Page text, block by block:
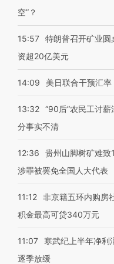
空”？
15:57 特朗普召开矿业圆
资超20亿美元
14:09 美日联合干预汇
13:32 “90后”农民工讨
分事实不清
12:36
贵州山脚树矿难致
涉罪被罢免全国人大代表
11:12 非京籍五环内购房
积金最高可贷340万元
11:07
寒武纪上半年净利
逐季放缓